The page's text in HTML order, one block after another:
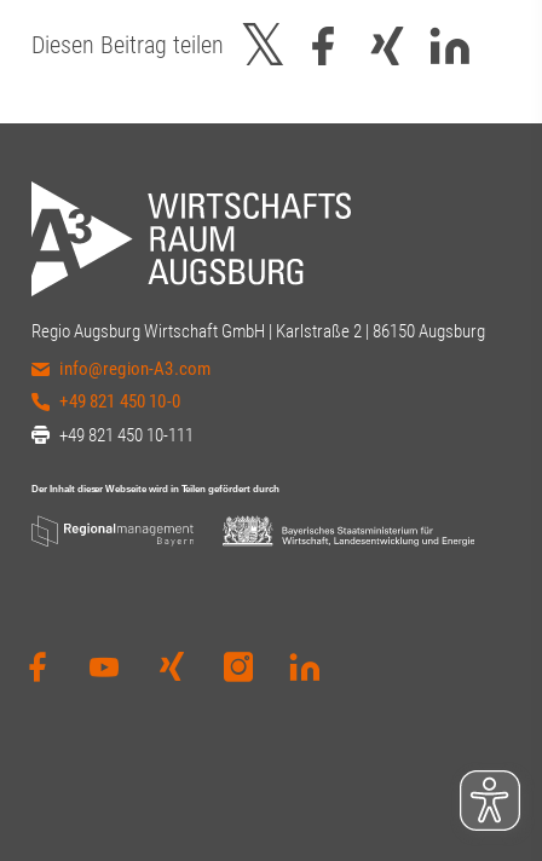
Diesen Beitrag teilen
Regio Augsburg Wirtschaft GmbH | Karlstraße 2 | 86150 Augsburg
info@region-A3.com
+49 821 450 10-0
+49 821 450 10-111